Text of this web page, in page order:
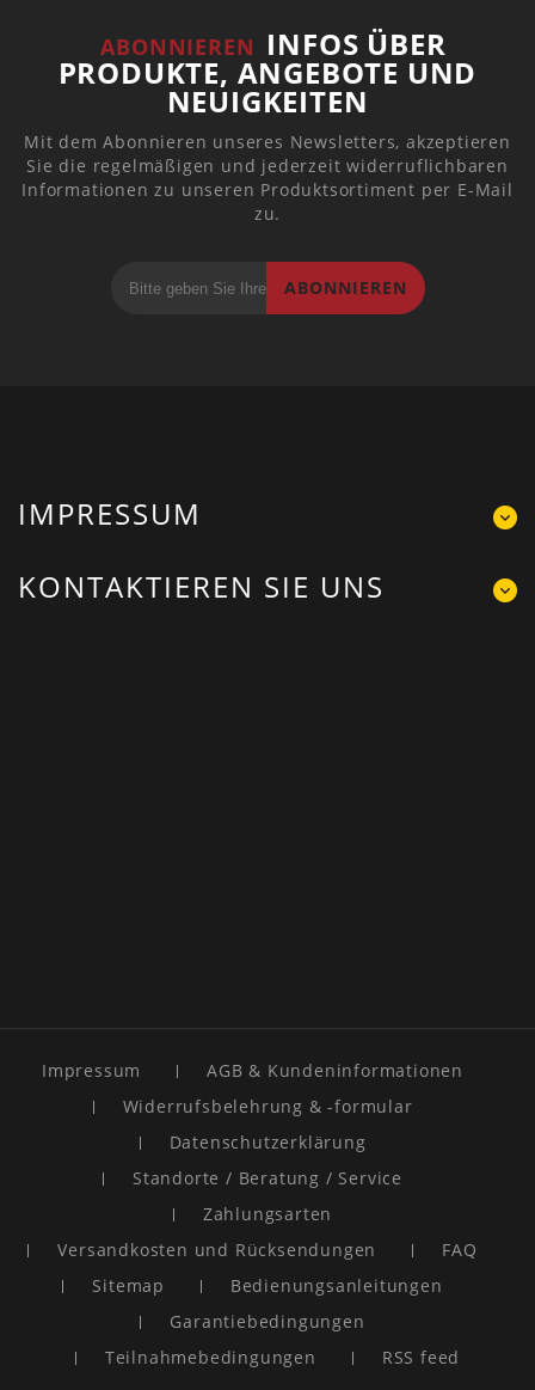
ABONNIEREN INFOS ÜBER
PRODUKTE, ANGEBOTE UND
NEUIGKEITEN
Mit dem Abonnieren unseres Newsletters, akzeptieren
Sie die regelmäßigen und jederzeit widerruflichbaren
Informationen zu unseren Produktsortiment per E-Mail
zu.
ABONNIEREN
IMPRESSUM
KONTAKTIEREN SIE UNS
Impressum
AGB & Kundeninformationen
Widerrufsbelehrung & -formular
Datenschutzerklärung
Standorte / Beratung / Service
Zahlungsarten
Versandkosten und Rücksendungen
FAQ
Sitemap
Bedienungsanleitungen
Garantiebedingungen
Teilnahmebedingungen
RSS feed